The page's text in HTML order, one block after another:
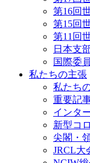
第16回
第15回
第11回
日本支
国際委
私たちの主張
私たち
重要記
インタ
新型コ
尖閣・
JRCL大